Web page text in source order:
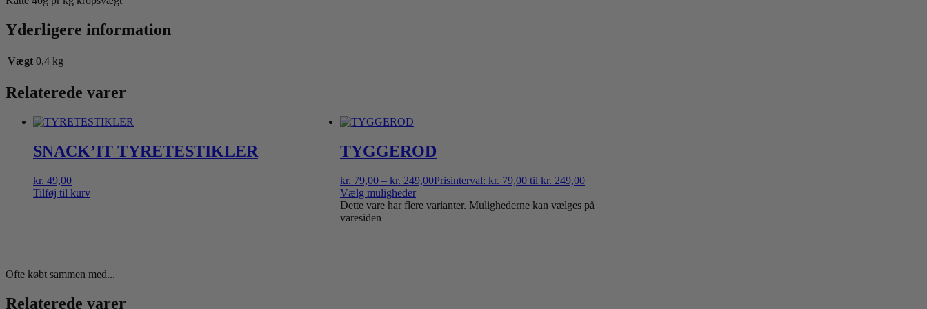
Yderligere information
Vægt 0,4 kg
Relaterede varer
SNACK’IT TYRETESTIKLER
kr. 49,00
Tilføj til kurv
TYGGEROD
kr. 79,00 – kr. 249,00Prisinterval: kr. 79,00 til kr. 249,00
Vælg muligheder
Dette vare har flere varianter. Mulighederne kan vælges på
varesiden
Ofte købt sammen med...
Relaterede varer